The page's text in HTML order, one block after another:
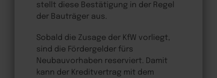
stellt diese Bestätigung in der Regel
der Bauträger aus.
Sobald die Zusage der KfW vorliegt,
sind die Fördergelder fürs
Neubauvorhaben reserviert. Damit
kann der Kreditvertrag mit dem